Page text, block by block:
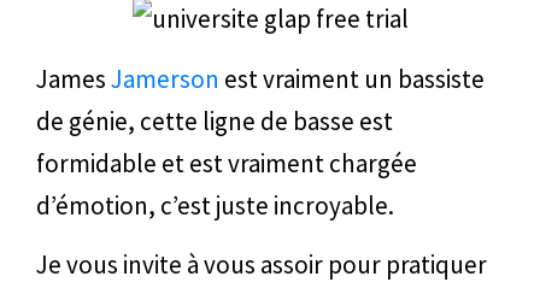
JamesJamerson est vraiment un bassiste
de génie, cette ligne de basse est
formidable et est vraiment chargée
d’émotion, c’est juste incroyable.
Je vous invite à vous assoir pour pratiquer